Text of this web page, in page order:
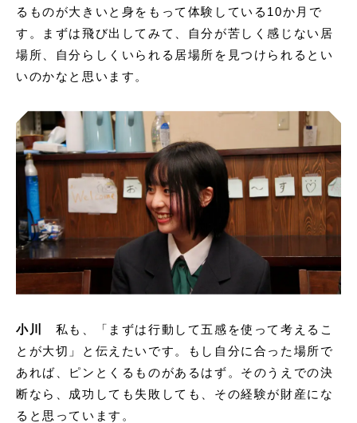
るものが大きいと身をもって体験している10か月で
す。まずは飛び出してみて、自分が苦しく感じない居
場所、自分らしくいられる居場所を見つけられるとい
いのかなと思います。
小川
私も、「まずは行動して五感を使って考えるこ
とが大切」と伝えたいです。もし自分に合った場所で
あれば、ピンとくるものがあるはず。そのうえでの決
断なら、成功しても失敗しても、その経験が財産にな
ると思っています。